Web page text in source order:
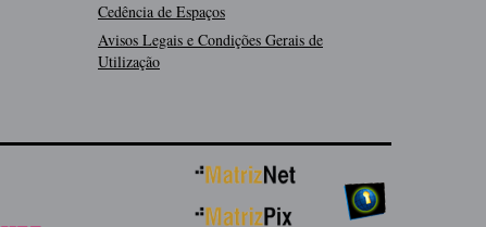
Cedência de Espaços
Avisos Legais e Condições Gerais de
Utilização